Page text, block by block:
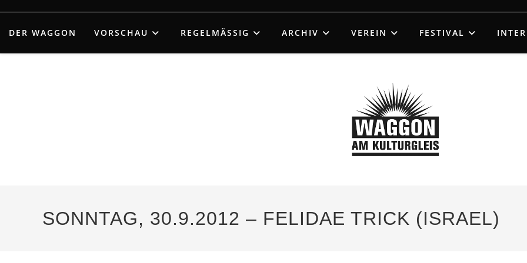
springen
DER WAGGON VORSCHAU REGELMÄSSIG ARCHIV VEREIN FESTIVAL
SONNTAG, 30.9.2012 – FELIDAE TRICK (ISRAEL)